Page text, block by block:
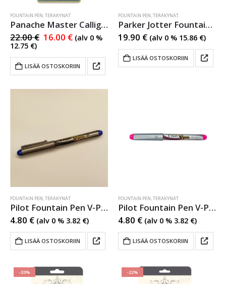
FOUNTAIN PEN,TERÄKYNÄT
Panache Master Calligraphy Set
22.00€ 16.00 € (alv 0 %
12.75 €)
LISÄÄ OSTOSKORIIN
FOUNTAIN PEN,TERÄKYNÄT
Parker Jotter Fountain Pen M
19.90 € (alv 0 % 15.86 €)
LISÄÄ OSTOSKORIIN
FOUNTAIN PEN,TERÄKYNÄT
Pilot Fountain Pen V-Pen Blue
4.80 € (alv 0 % 3.82 €)
LISÄÄ OSTOSKORIIN
FOUNTAIN PEN,TERÄKYNÄT
Pilot Fountain Pen V-Pen Pink
4.80 € (alv 0 % 3.82 €)
LISÄÄ OSTOSKORIIN
-33% -22%